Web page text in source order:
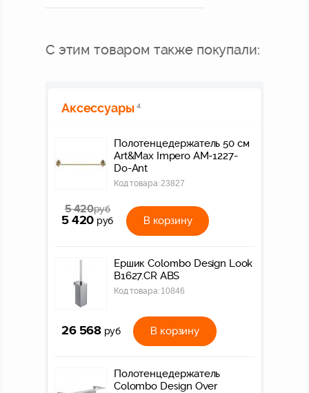
С этим товаром также покупали:
Аксессуары 4
Полотенцедержатель 50 см
Art&Max Impero AM-1227-
Do-Ant
Код товара:23827
5 420руб
5 420 руб В корзину
Ершик Colombo Design Look
B1627.CR ABS
Код товара: 10846
26 568 руб В корзину
Полотенцедержатель
Colombo Design Over